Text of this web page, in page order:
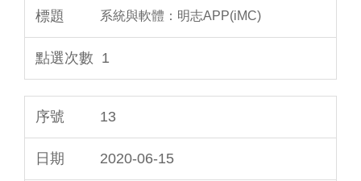
系統與軟體：明志APP(iMC)
1
13
2020-06-15